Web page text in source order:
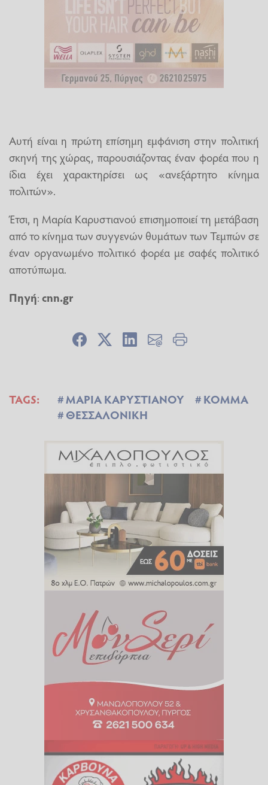
Αυτή είναι η πρώτη επίσημη εμφάνιση στην πολιτική
σκηνή της χώρας, παρουσιάζοντας έναν φορέα που η
ίδια έχει χαρακτηρίσει ως «ανεξάρτητο κίνημα
πολιτών».
Έτσι, η Μαρία Καρυστιανού επισημοποιεί τη μετάβαση
από το κίνημα των συγγενών θυμάτων των Τεμπών σε
έναν οργανωμένο πολιτικό φορέα με σαφές πολιτικό
αποτύπωμα.
Πηγή:cnn.gr
TAGS: ΜΑΡΙΑ ΚΑΡΥΣΤΙΑΝΟΥ
ΚΟΜΜΑ
ΘΕΣΣΑΛΟΝΙΚΗ